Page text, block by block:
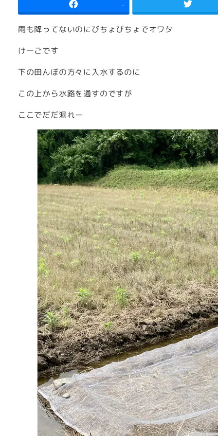
-
雨も降ってないのにびちょびちょでオワタ
けーごです
下の田んぼの方々に入水するのに
この上から水路を通すのですが
ここでだだ漏れー